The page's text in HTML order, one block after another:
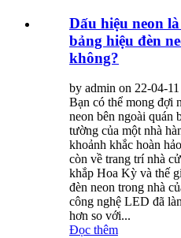
Dấu hiệu neon
bảng hiệu đèn
không?
by admin on 22-04-11
Bạn có thể mong đợi
neon bên ngoài quán
tường của một nhà
khoảnh khắc hoàn
còn về trang trí nhà
khắp Hoa Kỳ và thế
đèn neon trong nhà
công nghệ LED đã
hơn so với...
Đọc thêm